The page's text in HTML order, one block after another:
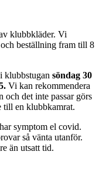
klubbkläder. Vi
beställning fram till 8
klubbstugan söndag 30
Vi kan rekommendera
och det inte passar görs
till en klubbkamrat.
symptom el covid.
så vänta utanför.
än utsatt tid.